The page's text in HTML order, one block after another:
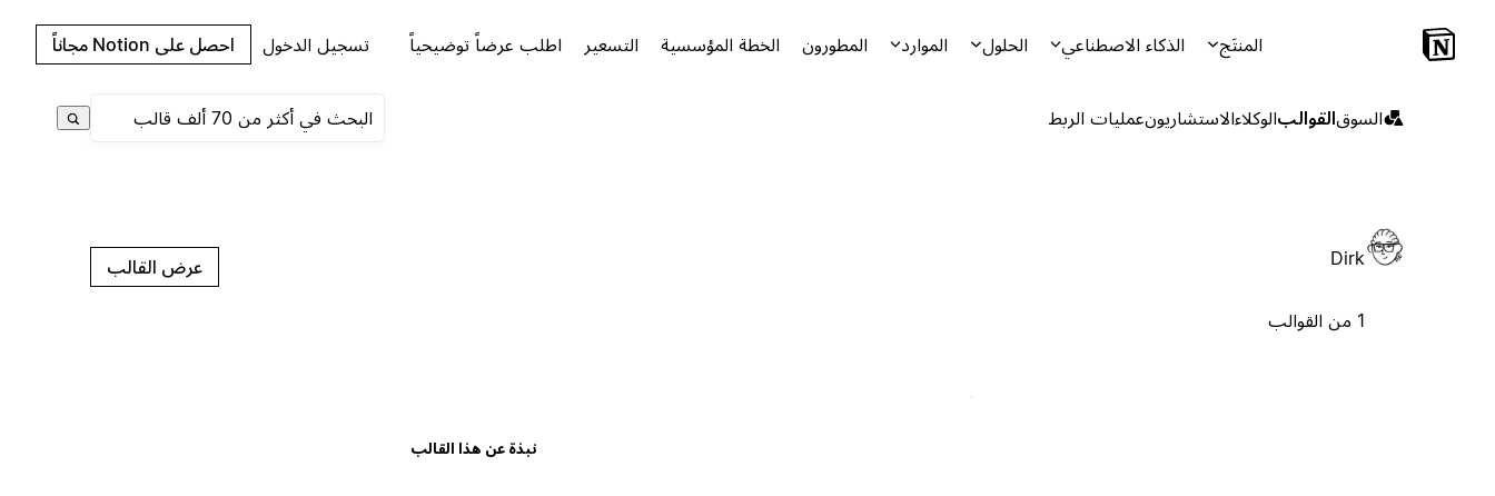
المنتَج الذكاء الاصطناعي الحلول الموارد المطورون الخطة المؤسسية التسعير اطلب عرضاً توضيحياً تسجيل الدخول احصل على Notion مجاناً
السوقالقوالبالوكلاءالاستشاريونعمليات الربط
Dirk
1 من القوالب
عرض القالب
نبذة عن هذا القالب